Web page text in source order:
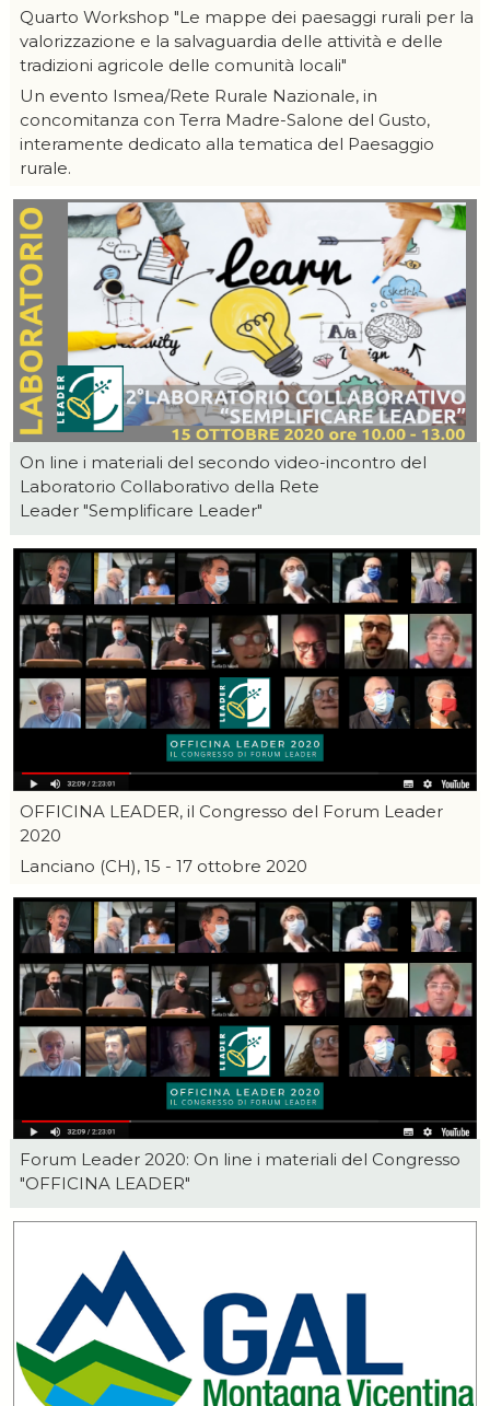
Quarto Workshop "Le mappe dei paesaggi rurali per la
valorizzazione e la salvaguardia delle attività e delle
tradizioni agricole delle comunità locali"
Un evento Ismea/Rete Rurale Nazionale, in
concomitanza con Terra Madre-Salone del Gusto,
interamente dedicato alla tematica del Paesaggio
rurale.
On line i materiali del secondo video-incontro del
Laboratorio Collaborativo della Rete
Leader "Semplificare Leader"
OFFICINA LEADER, il Congresso del Forum Leader
2020
Lanciano (CH), 15 - 17 ottobre 2020
Forum Leader 2020: On line i materiali del Congresso
"OFFICINA LEADER"